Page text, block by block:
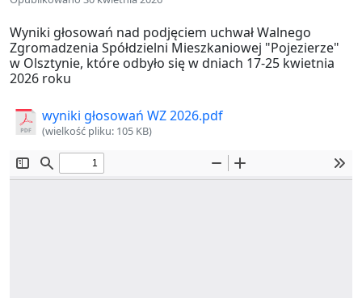
Wyniki głosowań nad podjęciem uchwał Walnego
Zgromadzenia Spółdzielni Mieszkaniowej "Pojezierze"
w Olsztynie, które odbyło się w dniach 17-25 kwietnia
2026 roku
wyniki głosowań WZ 2026.pdf
(wielkość pliku: 105 KB)